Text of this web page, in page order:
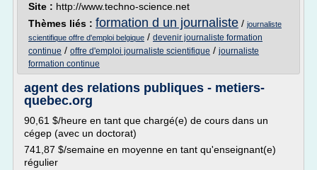
Site : http://www.techno-science.net
Thèmes liés : formation d un journaliste / journaliste
scientifique offre d'emploi belgique / devenir journaliste formation
continue / offre d'emploi journaliste scientifique / journaliste
formation continue
agent des relations publiques - metiers-
quebec.org
90,61 $/heure en tant que chargé(e) de cours dans un
cégep (avec un doctorat)
741,87 $/semaine en moyenne en tant qu'enseignant(e)
régulier